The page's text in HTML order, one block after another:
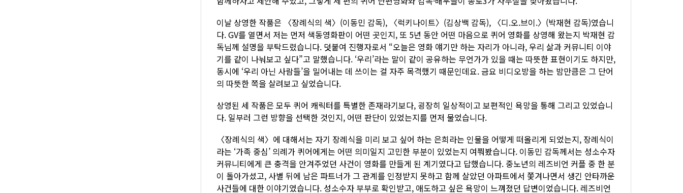
이날 상영한 작품은 〈장례식의 색〉(이동민 감독), 〈럭키나이트〉(김상백 감독), 〈디.오.브이.〉(박재현 감독)였습니
다. GV를 열면서 저는 먼저 색동영화판이 어떤 곳인지, 또 5년 동안 어떤 마음으로 퀴어 영화를 상영해 왔는지 박재현 감
독님께 설명을 부탁드렸습니다. 덧붙여 진행자로서 “오늘은 영화 얘기만 하는 자리가 아니라, 우리 삶과 커뮤니티 이야
기를 같이 나눠보고 싶다”고 말했습니다. ‘우리’라는 말이 같이 공유하는 무언가가 있을 때는 따뜻한 표현이기도 하지만,
동시에 ‘우리 아닌 사람들’을 밀어내는 데 쓰이는 걸 자주 목격했기 때문인데요. 금요 비디오방을 하는 밤만큼은 그 단어
의 따뜻한 쪽을 살려보고 싶었습니다.
상영된 세 작품은 모두 퀴어 캐릭터를 특별한 존재라기보다, 굉장히 일상적이고 보편적인 욕망을 통해 그리고 있었습니
다. 일부러 그런 방향을 선택한 것인지, 어떤 판단이 있었는지를 먼저 물었습니다.
〈장례식의 색〉에 대해서는 자기 장례식을 미리 보고 싶어 하는 은희라는 인물을 어떻게 떠올리게 되었는지, 장례식이
라는 ‘가족 중심’ 의례가 퀴어에게는 어떤 의미일지 고민한 부분이 있었는지 여쭤봤습니다. 이동민 감독께서는 성소수자
커뮤니티에게 큰 충격을 안겨주었던 사건이 영화를 만들게 된 계기였다고 답했습니다. 중노년의 레즈비언 커플 중 한 분
이 돌아가셨고, 사별 뒤에 남은 파트너가 그 관계를 인정받지 못하고 함께 살았던 아파트에서 쫓겨나면서 생긴 안타까운
사건들에 대한 이야기였습니다. 성소수자 부부로 확인받고, 애도하고 싶은 욕망이 느껴졌던 답변이었습니다. 레즈비언